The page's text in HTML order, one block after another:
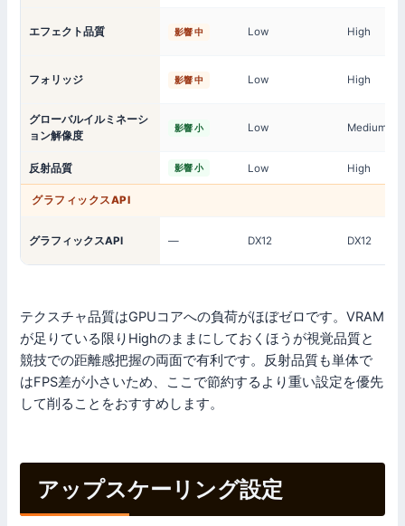
エフェクト品質 影響 中 Low High
フォリッジ 影響 中 Low High
グローバルイルミネーシ
ョン解像度
影響 小 Low Medium
反射品質 影響 小 Low High
グラフィックスAPI
グラフィックスAPI — DX12 DX12
テクスチャ品質はGPUコアへの負荷がほぼゼロです。VRAM
が足りている限りHighのままにしておくほうが視覚品質と
競技での距離感把握の両面で有利です。反射品質も単体で
はFPS差が小さいため、ここで節約するより重い設定を優先
して削ることをおすすめします。
アップスケーリング設定